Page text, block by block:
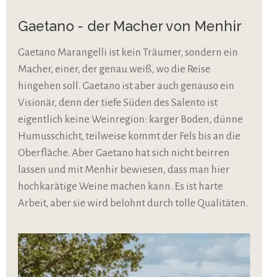
Gaetano - der Macher von Menhir
Gaetano Marangelli ist kein Träumer, sondern ein
Macher, einer, der genau weiß, wo die Reise
hingehen soll. Gaetano ist aber auch genauso ein
Visionär, denn der tiefe Süden des Salento ist
eigentlich keine Weinregion: karger Boden, dünne
Humusschicht, teilweise kommt der Fels bis an die
Oberfläche. Aber Gaetano hat sich nicht beirren
lassen und mit Menhir bewiesen, dass man hier
hochkarätige Weine machen kann. Es ist harte
Arbeit, aber sie wird belohnt durch tolle Qualitäten.